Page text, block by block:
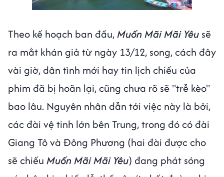
Theo kế hoạch ban đầu,Muốn Mãi Mãi Yêu sẽ
ra mắt khán giả từ ngày 13/12, song, cách đây
vài giờ, dân tình mới hay tin lịch chiếu của
phim đã bị hoãn lại, cũng chưa rõ sẽ "trễ kèo"
bao lâu. Nguyên nhân dẫn tới việc này là bởi,
các đài vệ tinh lớn bên Trung, trong đó có đài
Giang Tô và Đông Phương (hai đài được cho
sẽ chiếu Muốn Mãi Mãi Yêu) đang phát sóng